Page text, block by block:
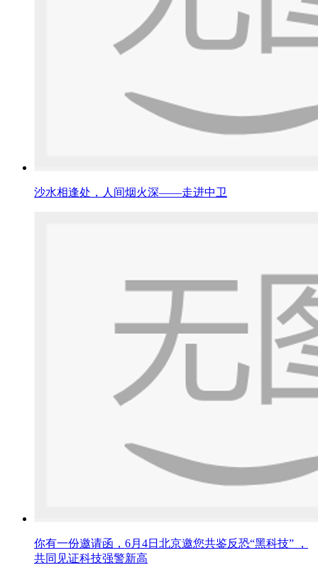
沙水相逢处，人间烟火深——走进中卫
你有一份邀请函，6月4日北京邀您共鉴反恐“黑科技” ，
共同见证科技强警新高